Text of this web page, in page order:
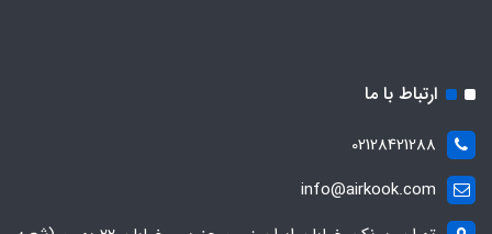
ارتباط با ما
02128421288
info@airkook.com